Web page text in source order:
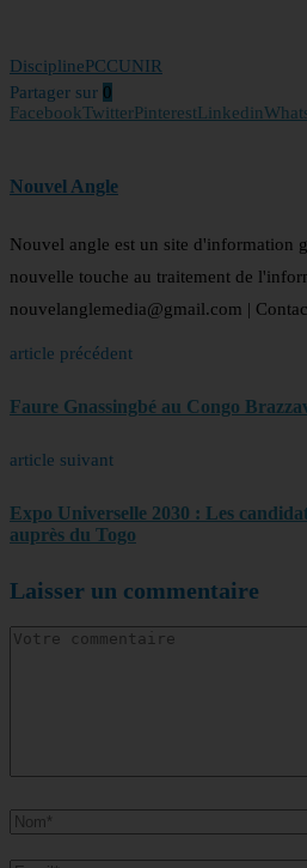
DisciplinePCCUNIR
Partager sur 0
FacebookTwitterPinterestLinkedin
Nouvel Angle
Nouvel angle est un site d'information
nouvelle touche au traitement de
nouvelanglemedia@gmail.com |
article précédent
Faure Gnassingbé au Congo
article suivant
Expo Universelle 2030 : Les
auprès du Togo
Laisser un commentaire